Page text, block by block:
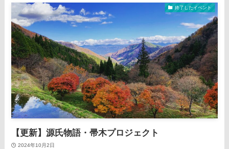
終了したイベント
【更新】源氏物語・帚木プロジェクト
2024年10月2日